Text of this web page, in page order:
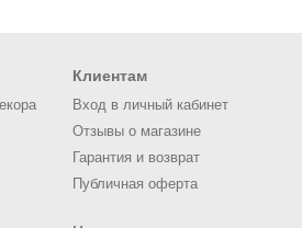
Клиентам
Вход в личный кабинет
Отзывы о магазине
Гарантия и возврат
Публичная оферта